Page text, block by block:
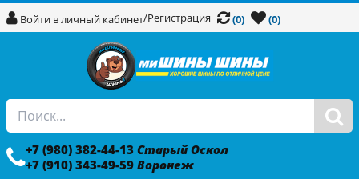
Войти в личный кабинет/Регистрация (0) (0)
+7 (980) 382-44-13 Старый Оскол
+7 (910) 343-49-59 Воронеж